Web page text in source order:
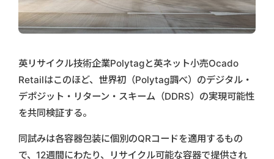
英リサイクル技術企業Polytagと英ネット小売Ocado
Retailはこのほど、世界初（Polytag調べ）のデジタル・
デポジット・リターン・スキーム（DDRS）の実現可能性
を共同検証する。
同試みは各容器包装に個別のQRコードを適用するもの
で、12週間にわたり、リサイクル可能な容器で提供され